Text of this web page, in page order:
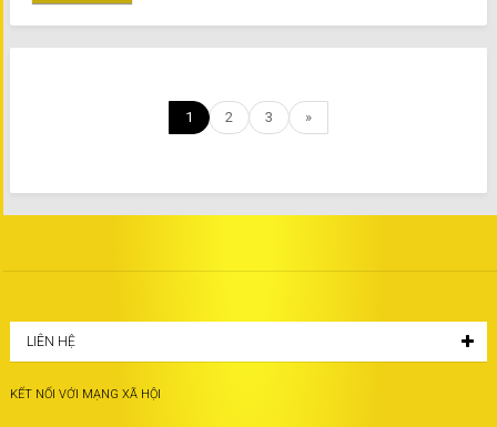
1 2 3 »
LIÊN HỆ
KẾT NỐI VỚI MẠNG XÃ HỘI